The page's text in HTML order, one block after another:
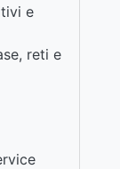
e
reti e